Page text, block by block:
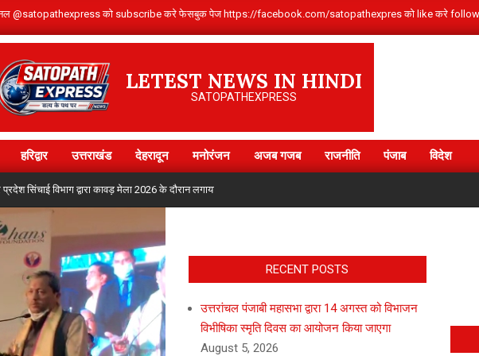
चैनल @satopathexpress को subscribe करे फेसबुक पेज https://facebook.com/satopathexpres को like करे
LETEST NEWS IN HINDI
SATOPATHEXPRESS
Primary
Navigation
Menu
हरिद्वार उत्तराखंड देहरादून मनोरंजन अजब गजब राजनीति पंजाब विदेश
विभाग द्वारा कावड़ मेला 2026 के दौरान लगाया गया जलपान शिविर
RECENT POSTS
उत्तरांचल पंजाबी महासभा द्वारा 14 अगस्त को विभाजन
विभीषिका स्मृति दिवस का आयोजन किया जाएगा
August 5, 2026